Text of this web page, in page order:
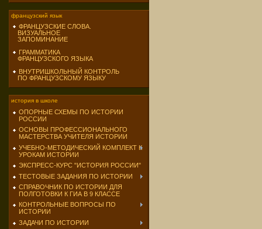
французский язык
ФРАНЦУЗСКИЕ СЛОВА.
ВИЗУАЛЬНОЕ
ЗАПОМИНАНИЕ
ГРАММАТИКА
ФРАНЦУЗСКОГО ЯЗЫКА
ВНУТРИШКОЛЬНЫЙ КОНТРОЛЬ
ПО ФРАНЦУЗСКОМУ ЯЗЫКУ
история в школе
ОПОРНЫЕ СХЕМЫ ПО ИСТОРИИ
РОССИИ
ОСНОВЫ ПРОФЕССИОНАЛЬНОГО
МАСТЕРСТВА УЧИТЕЛЯ ИСТОРИИ
УЧЕБНО-МЕТОДИЧЕСКИЙ КОМПЛЕКТ К
УРОКАМ ИСТОРИИ
ЭКСПРЕСС-КУРС "ИСТОРИЯ РОССИИ"
ТЕСТОВЫЕ ЗАДАНИЯ ПО ИСТОРИИ
СПРАВОЧНИК ПО ИСТОРИИ ДЛЯ
ПОЛГОТОВКИ К ГИА В 9 КЛАССЕ
КОНТРОЛЬНЫЕ ВОПРОСЫ ПО
ИСТОРИИ
ЗАДАЧИ ПО ИСТОРИИ